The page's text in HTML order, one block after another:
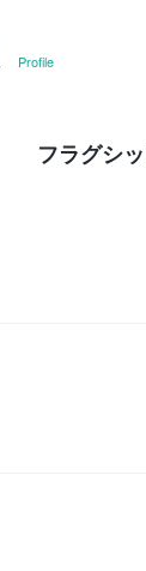
Profile
フラグシ